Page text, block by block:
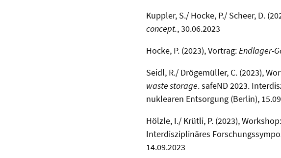
Kuppler, S./ Hocke, P./ Scheer, D.
concept., 30.06.2023
Hocke, P. (2023), Vortrag:Endlager-
Seidl, R./ Drögemüller, C. (2023),
waste storage. safeND 2023.
nuklearen Entsorgung (Berlin),
Hölzle, I./ Krütli, P. (2023), Workshop:
Interdisziplinäres
14.09.2023